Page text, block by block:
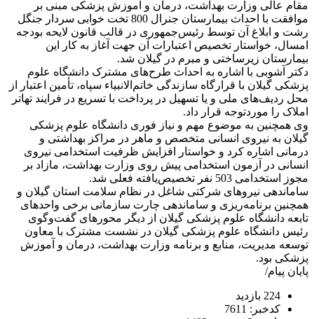
مقام عالی وزارت بهداشت، درمان و آموزش پزشکی مبنی بر
موافقت با احداث بیمارستان جنرال 800 تخت خوابی سردار جنگل
رشت و ابلاغ آن توسط رئیس‌جمهوری در قالب قانون لایحه بودجه
امسال، خواستار تخصیص اعتبارات آن جهت آغاز به کار این
بیمارستان زیرساختی و مبرم در گیلان شد.
دکتر آشوبی با اشاره به احداث طرح‌های مشترک دانشگاه علوم
پزشکی گیلان با قرارگاه سازندگی خاتم‌الانبیاء سپاه، تأمین اعتبار از
محل ردیف‌های ملی و یا تسهیل در پرداخت با تسریع در فرایند تهاتر
املاک را موردتوجه قرار داد.
وی همچنین به موضوع مهم و نیاز فوری دانشگاه علوم پزشکی
گیلان به نیروی انسانی متخصص و ماهر در مراکز بهداشتی و
درمانی اشاره کرد و خواستار افزایش ظرفیت استخدامی نیروی
انسانی در آزمون استخدامی پیش روی وزارت بهداشت، مازاد بر
مجوز استخدامی 503 نفر تخصیص‌یافته فعلی شد.
ساماندهی نیروهای شرکتی شاغل در نظام سلامت استان گیلان و
همچنین برنامه‌ریزی و ساماندهی چارت سازمانی برخی واحدهای
تابعه دانشگاه علوم پزشکی گیلان از دیگر محورهای گفت‌وگوی
رئیس دانشگاه علوم پزشکی گیلان در نشست مشترک با معاون
توسعه مدیریت، منابع و برنامه وزارت بهداشت، درمان و آموزش
پزشکی بود.
پایان پیام/
224 بازدید
کدخبر: 7611